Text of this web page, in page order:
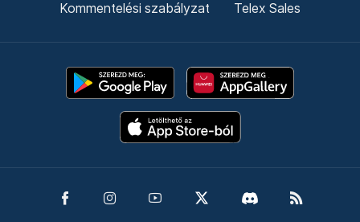
Kommentelési szabályzat Telex Sales